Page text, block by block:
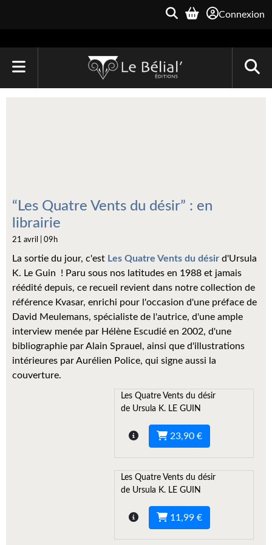
Connexion
Archive du Futur
Parallaxe
Quarante-Deux
Kvasar
Pulps
Wotan
Étoiles vives
Yellow Submarine
“Les Quatre Vents du désir” : en
librairie
21 avril | 09h
La sortie du jour, c'est Les Quatre Vents du désir d'Ursula
K. Le Guin ! Paru sous nos latitudes en 1988 et jamais
réédité depuis, ce recueil revient dans notre collection de
référence Kvasar, enrichi pour l'occasion d'une préface de
David Meulemans, spécialiste de l'autrice, d'une ample
interview menée par Hélène Escudié en 2002, d'une
bibliographie par Alain Sprauel, ainsi que d'illustrations
intérieures par Aurélien Police, qui signe aussi la
couverture.
Les Quatre Vents du désir
de Ursula K. LE GUIN
23,90 €
Les Quatre Vents du désir
de Ursula K. LE GUIN
11,99 €